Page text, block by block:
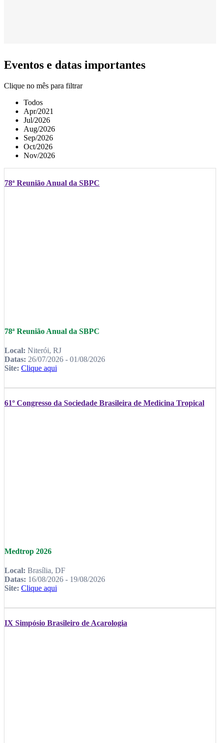
Eventos e datas importantes
Clique no mês para filtrar
Todos
Apr/2021
Jul/2026
Aug/2026
Sep/2026
Oct/2026
Nov/2026
78ª Reunião Anual da SBPC
78ª Reunião Anual da SBPC
Local: Niterói, RJ
Datas: 26/07/2026 - 01/08/2026
Site: Clique aqui
61º Congresso da Sociedade Brasileira de Medicina Tropical
Medtrop 2026
Local: Brasília, DF
Datas: 16/08/2026 - 19/08/2026
Site: Clique aqui
IX Simpósio Brasileiro de Acarologia